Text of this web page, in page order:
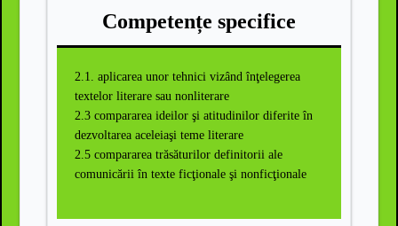
Competențe specifice
2.1. aplicarea unor tehnici vizând înţelegerea
textelor literare sau nonliterare
2.3 compararea ideilor şi atitudinilor diferite în
dezvoltarea aceleiaşi teme literare
2.5 compararea trăsăturilor definitorii ale
comunicării în texte ficţionale şi nonficţionale